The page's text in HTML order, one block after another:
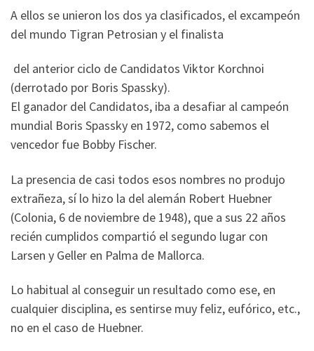
A ellos se unieron los dos ya clasificados, el excampeón
del mundo Tigran Petrosian y el finalista
del anterior ciclo de Candidatos Viktor Korchnoi
(derrotado por Boris Spassky).
El ganador del Candidatos, iba a desafiar al campeón
mundial Boris Spassky en 1972, como sabemos el
vencedor fue Bobby Fischer.
La presencia de casi todos esos nombres no produjo
extrañeza, sí lo hizo la del alemán Robert Huebner
(Colonia, 6 de noviembre de 1948), que a sus 22 años
recién cumplidos compartió el segundo lugar con
Larsen y Geller en Palma de Mallorca.
Lo habitual al conseguir un resultado como ese, en
cualquier disciplina, es sentirse muy feliz, eufórico, etc.,
no en el caso de Huebner.